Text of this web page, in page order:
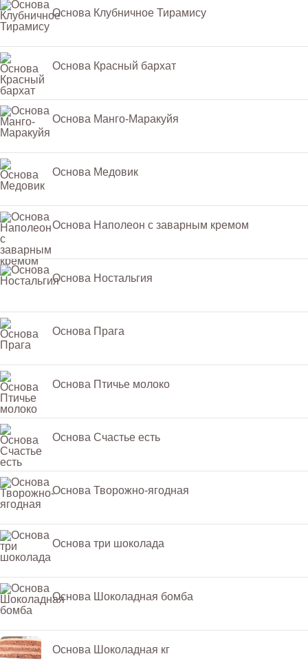
Основа Клубничное Тирамису
Основа Красный бархат
Основа Манго-Маракуйя
Основа Медовик
Основа Наполеон с заварным кремом
Основа Ностальгия
Основа Прага
Основа Птичье молоко
Основа Счастье есть
Основа Творожно-ягодная
Основа три шоколада
Основа Шоколадная бомба
Основа Шоколадная кг